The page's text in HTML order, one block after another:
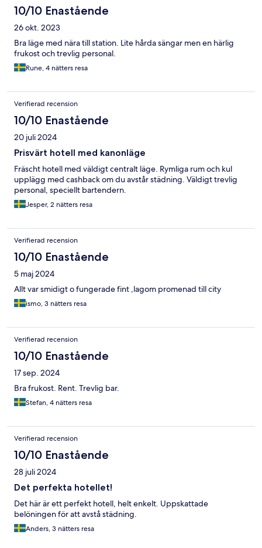
10/10 Enastående
26 okt. 2023
Bra läge med nära till station. Lite hårda sängar men en härlig
frukost och trevlig personal.
Rune, 4 nätters resa
Verifierad recension
10/10 Enastående
20 juli 2024
Prisvärt hotell med kanonläge
Fräscht hotell med väldigt centralt läge. Rymliga rum och kul
upplägg med cashback om du avstår städning. Väldigt trevlig
personal, speciellt bartendern.
Jesper, 2 nätters resa
Verifierad recension
10/10 Enastående
5 maj 2024
Allt var smidigt o fungerade fint ,lagom promenad till city
ismo, 3 nätters resa
Verifierad recension
10/10 Enastående
17 sep. 2024
Bra frukost. Rent. Trevlig bar.
Stefan, 4 nätters resa
Verifierad recension
10/10 Enastående
28 juli 2024
Det perfekta hotellet!
Det här är ett perfekt hotell, helt enkelt. Uppskattade
belöningen för att avstå städning.
Anders, 3 nätters resa